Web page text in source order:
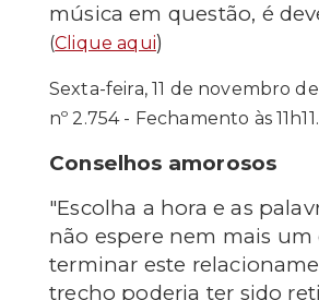
música em questão, é
(Clique aqui)
Sexta-feira, 11 de novembro
nº 2.754 - Fechamento às 11h11.
Conselhos amorosos
"Escolha a hora e as
não espere nem mais um
terminar este
trecho poderia ter sido